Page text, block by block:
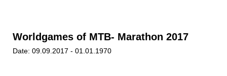
Worldgames of MTB- Marathon 2017
Date: 09.09.2017 - 01.01.1970